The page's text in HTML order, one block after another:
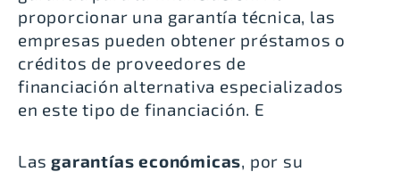
proporcionar una garantía técnica, las
empresas pueden obtener préstamos o
créditos de proveedores de
financiación alternativa especializados
en este tipo de financiación. E
Lasgarantías económicas, por su